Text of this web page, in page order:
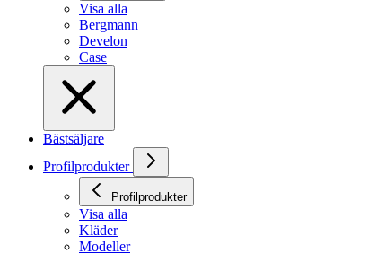
Visa alla
Bergmann
Develon
Case
Bästsäljare
Profilprodukter
Profilprodukter
Visa alla
Kläder
Modeller